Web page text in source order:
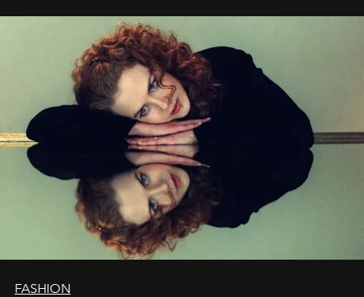
FASHION